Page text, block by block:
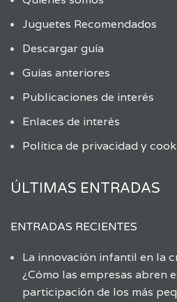
Juguetes Recomendados
Descargar guía
Guías anteriores
Publicaciones de interés
Enlaces de interés
Política de privacidad y
ÚLTIMAS ENTRADAS
ENTRADAS RECIENTES
La innovación infantil en la
¿Cómo las empresas abren
participación de los más